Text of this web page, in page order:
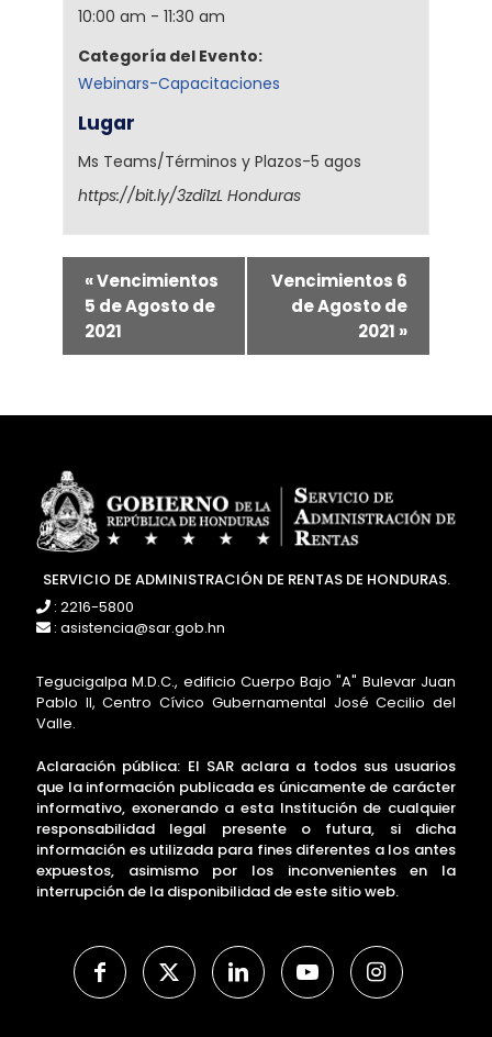
10:00 am - 11:30 am
Categoría del Evento:
Webinars-Capacitaciones
Lugar
Ms Teams/Términos y Plazos-5 agos
https://bit.ly/3zdi1zL Honduras
«Vencimientos
5 de Agosto de
2021
Vencimientos 6
de Agosto de
2021 »
SERVICIO DE ADMINISTRACIÓN DE RENTAS DE HONDURAS.
: 2216-5800
: asistencia@sar.gob.hn
Tegucigalpa M.D.C., edificio Cuerpo Bajo "A" Bulevar Juan
Pablo II, Centro Cívico Gubernamental José Cecilio del
Valle.
Aclaración pública: El SAR aclara a todos sus usuarios
que la información publicada es únicamente de carácter
informativo, exonerando a esta Institución de cualquier
responsabilidad legal presente o futura, si dicha
información es utilizada para fines diferentes a los antes
expuestos, asimismo por los inconvenientes en la
interrupción de la disponibilidad de este sitio web.